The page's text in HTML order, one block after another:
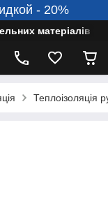
- 20%
матеріалів
Теплоізоляція